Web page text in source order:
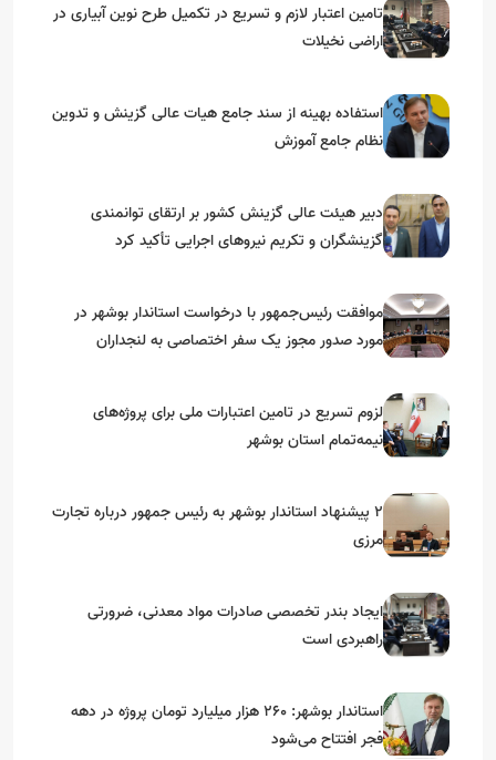
تامین اعتبار لازم و تسریع در تکمیل طرح نوین آبیاری در
اراضی نخیلات
استفاده بهینه از سند جامع هیات عالی گزینش و‌ تدوین
نظام جامع آموزش
دبیر هیئت عالی گزینش کشور بر ارتقای توانمندی
گزینشگران و تکریم نیروهای اجرایی تأکید کرد
موافقت رئیس‌جمهور با درخواست استاندار بوشهر در
مورد صدور مجوز یک سفر اختصاصی به لنجداران
لزوم تسریع در تامین اعتبارات ملی برای پروژه‌های
نیمه‌تمام استان بوشهر
۲ پیشنهاد استاندار بوشهر به رئیس جمهور درباره تجارت
مرزی
ایجاد بندر تخصصی صادرات مواد معدنی، ضرورتی
راهبردی است
استاندار بوشهر: ۲۶۰ هزار میلیارد تومان پروژه در دهه
فجر افتتاح می‌شود